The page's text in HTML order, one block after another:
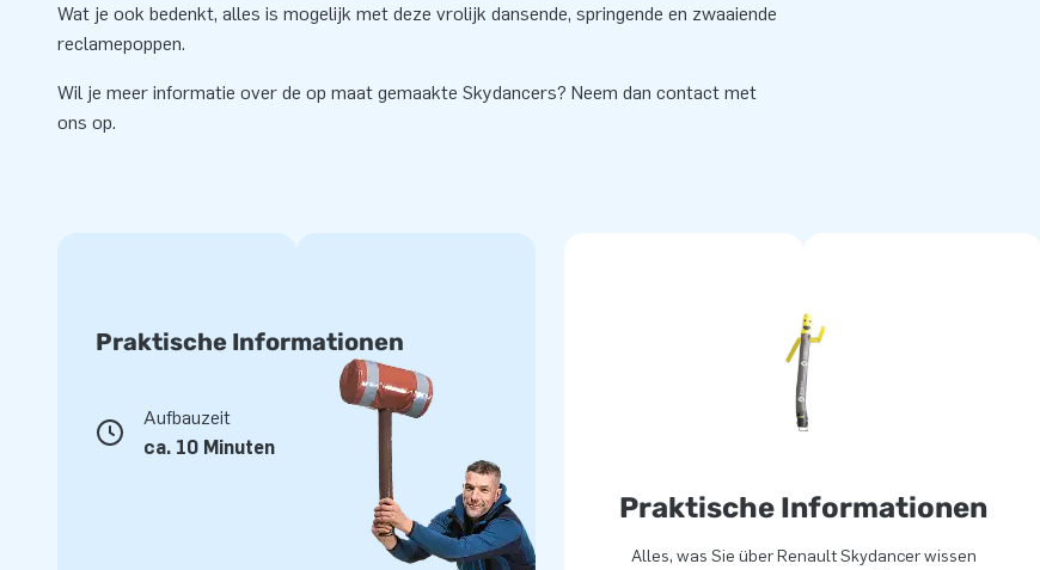
Wat je ook bedenkt, alles is mogelijk met deze vrolijk dansende, springende en zwaaiende
reclamepoppen.
Wil je meer informatie over de op maat gemaakte Skydancers? Neem dan contact met
ons op.
Praktische Informationen
Aufbauzeit
ca. 10 Minuten
Praktische Informationen
Alles, was Sie über Renault Skydancer wissen